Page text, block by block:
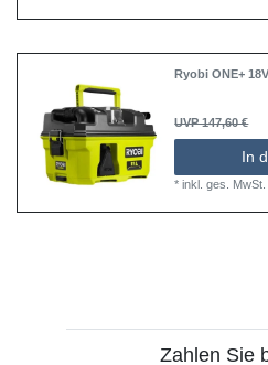
Ryobi ONE+
UVP 147,60 €
In
*inkl. ges. MwSt.
Zahlen Sie